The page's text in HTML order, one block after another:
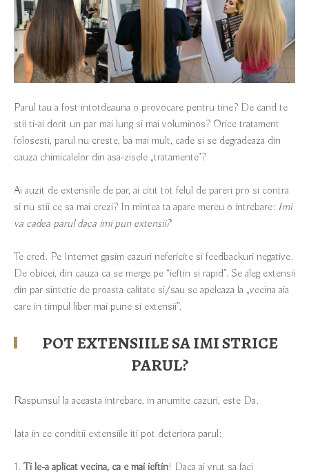
Parul tau a fost intotdeauna o provocare pentru tine? De cand te
stii ti-ai dorit un par mai lung si mai voluminos? Orice tratament
folosesti, parul nu creste, ba mai mult, cade si se degradeaza din
cauza chimicalelor din asa-zisele „tratamente”?
Ai auzit de extensiile de par, ai citit tot felul de pareri pro si contra
si nu stii ce sa mai crezi? In mintea ta apare mereu o intrebare: Imi
va cadea parul daca imi pun extensii?
Te cred. Pe Internet gasim cazuri nefericite si feedbackuri negative.
De obicei, din cauza ca se merge pe “ieftin si rapid”. Se aleg extensii
din par sintetic de proasta calitate si/sau se apeleaza la „vecina aia
care in timpul liber mai pune si extensii”.
POT EXTENSIILE SA IMI STRICE
PARUL?
Raspunsul la aceasta intrebare, in anumite cazuri, este Da.
Iata in ce conditii extensiile iti pot deteriora parul:
Ti le-a aplicat vecina, ca e mai ieftin! Daca ai vrut sa faci